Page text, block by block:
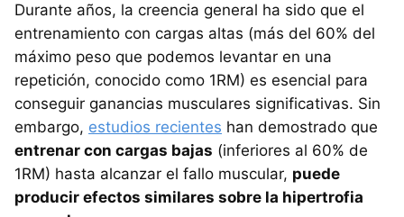
Durante años, la creencia general ha sido que el
entrenamiento con cargas altas (más del 60% del
máximo peso que podemos levantar en una
repetición, conocido como 1RM) es esencial para
conseguir ganancias musculares significativas. Sin
embargo, estudios recientes han demostrado que
entrenar con cargas bajas (inferiores al 60% de
1RM) hasta alcanzar el fallo muscular, puede
producir efectos similares sobre la hipertrofia